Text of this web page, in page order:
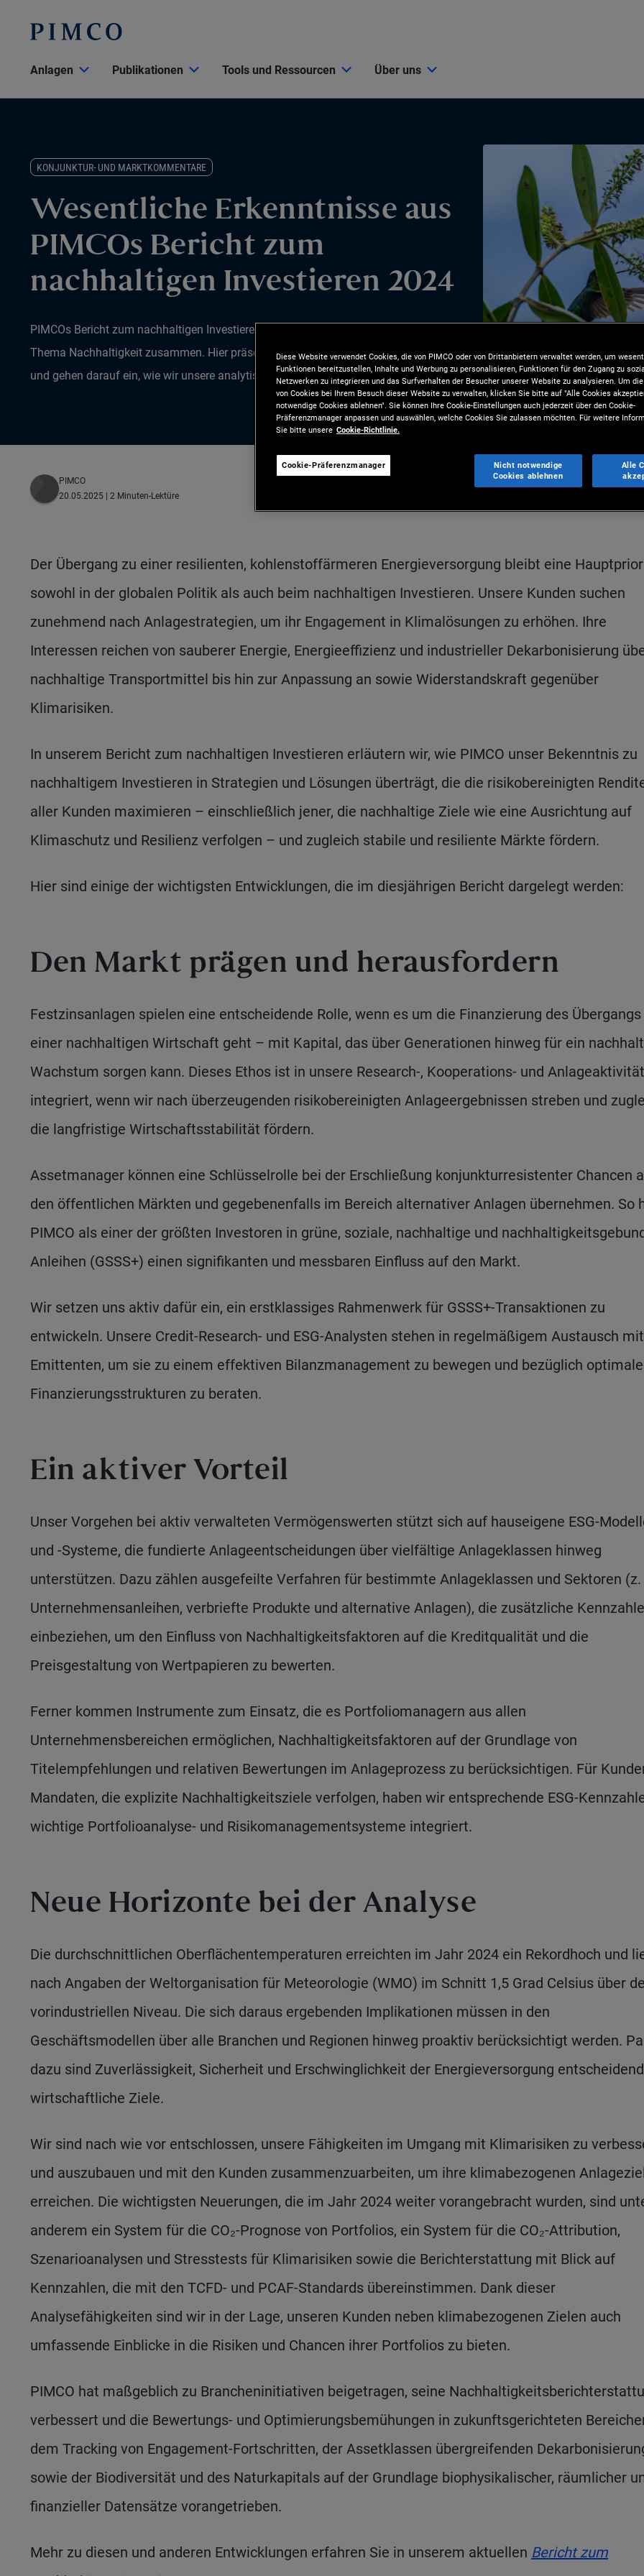
Anlagen Publikationen Tools und Ressourcen Über uns
KONJUNKTUR- UND MARKTKOMMENTARE
Wesentliche Erkenntnisse aus
PIMCOs Bericht zum
nachhaltigen Investieren 2024
PIMCOs Bericht zum nachhaltigen Investieren fasst unsere neuesten Gedanken zum
Thema Nachhaltigkeit zusammen. Hier präsentieren wir die wesentlichen Erkenntnisse
und gehen darauf ein, wie wir unsere analytischen Kapazitäten voranbringen.
PIMCO
20.05.2025 | 2 Minuten-Lektüre
Der Übergang zu einer resilienten, kohlenstoffärmeren Energieversorgung bleibt eine
sowohl in der globalen Politik als auch beim nachhaltigen Investieren. Unsere Kunden suchen
zunehmend nach Anlagestrategien, um ihr Engagement in Klimalösungen zu erhöhen. Ihre
Interessen reichen von sauberer Energie, Energieeffizienz und industrieller Dekarbonisierung
nachhaltige Transportmittel bis hin zur Anpassung an sowie Widerstandskraft gegenüber
Klimarisiken.
In unserem Bericht zum nachhaltigen Investieren erläutern wir, wie PIMCO unser Bekenntnis zu
nachhaltigem Investieren in Strategien und Lösungen überträgt, die die risikobereinigten
aller Kunden maximieren – einschließlich jener, die nachhaltige Ziele wie eine Ausrichtung auf
Klimaschutz und Resilienz verfolgen – und zugleich stabile und resiliente Märkte fördern.
Hier sind einige der wichtigsten Entwicklungen, die im diesjährigen Bericht dargelegt werden:
Den Markt prägen und herausfordern
Festzinsanlagen spielen eine entscheidende Rolle, wenn es um die Finanzierung des Übergangs
einer nachhaltigen Wirtschaft geht – mit Kapital, das über Generationen hinweg für ein
Wachstum sorgen kann. Dieses Ethos ist in unsere Research-, Kooperations- und
integriert, wenn wir nach überzeugenden risikobereinigten Anlageergebnissen streben und
die langfristige Wirtschaftsstabilität fördern.
Assetmanager können eine Schlüsselrolle bei der Erschließung konjunkturresistenter Chancen
den öffentlichen Märkten und gegebenenfalls im Bereich alternativer Anlagen übernehmen. So
PIMCO als einer der größten Investoren in grüne, soziale, nachhaltige und
Anleihen (GSSS+) einen signifikanten und messbaren Einfluss auf den Markt.
Wir setzen uns aktiv dafür ein, ein erstklassiges Rahmenwerk für GSSS+-Transaktionen zu
entwickeln. Unsere Credit-Research- und ESG-Analysten stehen in regelmäßigem Austausch
Emittenten, um sie zu einem effektiven Bilanzmanagement zu bewegen und bezüglich
Finanzierungsstrukturen zu beraten.
Ein aktiver Vorteil
Unser Vorgehen bei aktiv verwalteten Vermögenswerten stützt sich auf hauseigene ESG-
und -Systeme, die fundierte Anlageentscheidungen über vielfältige Anlageklassen hinweg
unterstützen. Dazu zählen ausgefeilte Verfahren für bestimmte Anlageklassen und Sektoren (z.
Unternehmensanleihen, verbriefte Produkte und alternative Anlagen), die zusätzliche
einbeziehen, um den Einfluss von Nachhaltigkeitsfaktoren auf die Kreditqualität und die
Preisgestaltung von Wertpapieren zu bewerten.
Ferner kommen Instrumente zum Einsatz, die es Portfoliomanagern aus allen
Unternehmensbereichen ermöglichen, Nachhaltigkeitsfaktoren auf der Grundlage von
Titelempfehlungen und relativen Bewertungen im Anlageprozess zu berücksichtigen. Für
Mandaten, die explizite Nachhaltigkeitsziele verfolgen, haben wir entsprechende ESG-
wichtige Portfolioanalyse- und Risikomanagementsysteme integriert.
Neue Horizonte bei der Analyse
Die durchschnittlichen Oberflächentemperaturen erreichten im Jahr 2024 ein Rekordhoch und
nach Angaben der Weltorganisation für Meteorologie (WMO) im Schnitt 1,5 Grad Celsius über
vorindustriellen Niveau. Die sich daraus ergebenden Implikationen müssen in den
Geschäftsmodellen über alle Branchen und Regionen hinweg proaktiv berücksichtigt werden.
dazu sind Zuverlässigkeit, Sicherheit und Erschwinglichkeit der Energieversorgung
wirtschaftliche Ziele.
Wir sind nach wie vor entschlossen, unsere Fähigkeiten im Umgang mit Klimarisiken zu
und auszubauen und mit den Kunden zusammenzuarbeiten, um ihre klimabezogenen
erreichen. Die wichtigsten Neuerungen, die im Jahr 2024 weiter vorangebracht wurden, sind
anderem ein System für die CO₂-Prognose von Portfolios, ein System für die CO₂-Attribution,
Szenarioanalysen und Stresstests für Klimarisiken sowie die Berichterstattung mit Blick auf
Kennzahlen, die mit den TCFD- und PCAF-Standards übereinstimmen. Dank dieser
Analysefähigkeiten sind wir in der Lage, unseren Kunden neben klimabezogenen Zielen auch
umfassende Einblicke in die Risiken und Chancen ihrer Portfolios zu bieten.
PIMCO hat maßgeblich zu Brancheninitiativen beigetragen, seine
verbessert und die Bewertungs- und Optimierungsbemühungen in zukunftsgerichteten
dem Tracking von Engagement-Fortschritten, der Assetklassen übergreifenden
sowie der Biodiversität und des Naturkapitals auf der Grundlage biophysikalischer, räumlicher
finanzieller Datensätze vorangetrieben.
Mehr zu diesen und anderen Entwicklungen erfahren Sie in unserem aktuellen Bericht zum
Diese Website verwendet Cookies, die von PIMCO oder von Drittanbietern verwaltet werden, um
Funktionen bereitzustellen, Inhalte und Werbung zu personalisieren, Funktionen für den Zugang zu
Netzwerken zu integrieren und das Surfverhalten der Besucher unserer Website zu analysieren. Um
von Cookies bei Ihrem Besuch dieser Website zu verwalten, klicken Sie bitte auf "Alle Cookies
notwendige Cookies ablehnen". Sie können Ihre Cookie-Einstellungen auch jederzeit über den Cookie-
Präferenzmanager anpassen und auswählen, welche Cookies Sie zulassen möchten. Für weitere
Sie bitte unsere Cookie-Richtlinie.
Cookie-Präferenzmanager
Nicht notwendige
Cookies ablehnen
Alle